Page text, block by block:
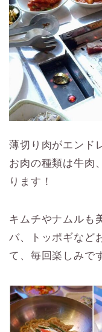
薄切り肉がエンド
お肉の種類は牛肉
ります！
キムチやナムルも
バ、トッポギなど
て、毎回楽しみで